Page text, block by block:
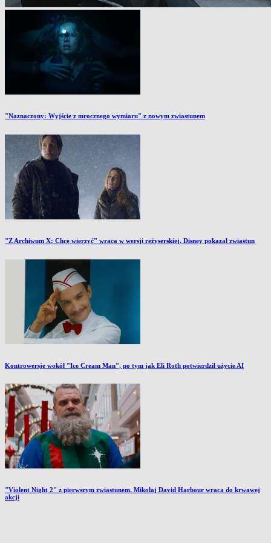
"Naznaczony: Wyjście z mrocznego wymiaru" z nowym zwiastunem
"Z Archiwum X: Chcę wierzyć" wraca w wersji reżyserskiej. Disney pokazał zwiastun
Kontrowersje wokół "Ice Cream Man", po tym jak Eli Roth potwierdził użycie AI
"Violent Night 2" z pierwszym zwiastunem. Mikołaj David Harbour wraca do krwawej
akcji